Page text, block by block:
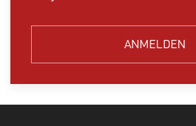
ANMELDEN